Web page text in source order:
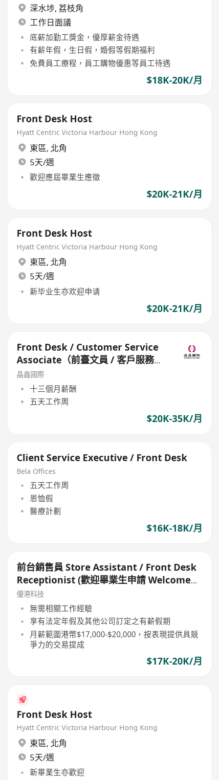
深水埗, 荔枝角
工作日面議
底薪加勤工獎金，優厚薪金待遇
有薪年假，生日假，婚假等假期福利
免費員工療程，員工購物優惠等員工待遇
$18K-20K/月
Front Desk Host
Hyatt Centric Victoria Harbour Hong Kong
東區, 北角
5天/週
歡迎應屆畢業生應徵
$20K-21K/月
Front Desk Host
Hyatt Centric Victoria Harbour Hong Kong
東區, 北角
5天/週
新毕业生亦欢迎申请
$20K-21K/月
Front Desk / Customer Service
Associate（前臺文員 / 客戶服務主
任）
晶鑫國際
十三個月薪酬
五天工作周
$20K-35K/月
Client Service Executive / Front Desk
Bela Offices
五天工作周
恩恤假
醫療計劃
$16K-18K/月
前台銷售員 Store Assistant / Front Desk
Receptionist (歡迎畢業生申請 Welcome
Fresh Grade)
優港科技
無需相關工作經驗
享有法定年假及其他公司訂定之有薪假期
月薪範圍港幣$17,000-$20,000，按表現提供具競
爭力的交易提成
$17K-20K/月
Front Desk Host
Hyatt Centric Victoria Harbour Hong Kong
東區, 北角
5天/週
新畢業生亦歡迎